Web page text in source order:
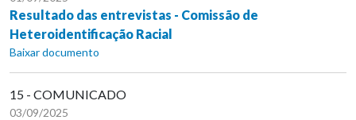
Resultado das entrevistas - Comissão de
Heteroidentificação Racial
Baixar documento
15 - COMUNICADO
03/09/2025